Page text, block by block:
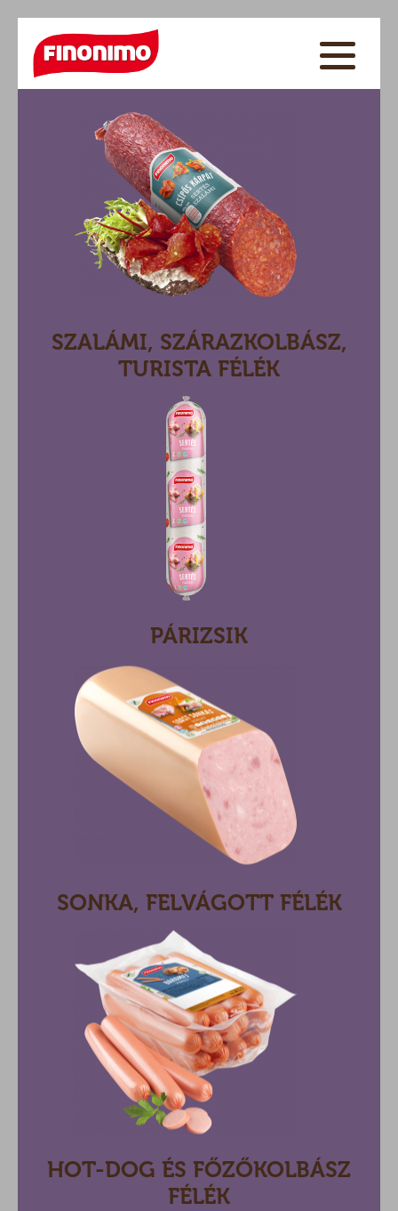
SZALÁMI, SZÁRAZKOLBÁSZ,
TURISTA FÉLÉK
PÁRIZSIK
SONKA, FELVÁGOTT FÉLÉK
HOT-DOG ÉS FŐZŐKOLBÁSZ
FÉLÉK